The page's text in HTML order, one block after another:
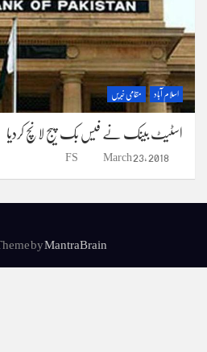
اسلام آباد مقامی خبریں
اسٹیٹ بینک نے فیس بک پیج لانچ کردیا
March 23, 2018
FS
byMantraBrain